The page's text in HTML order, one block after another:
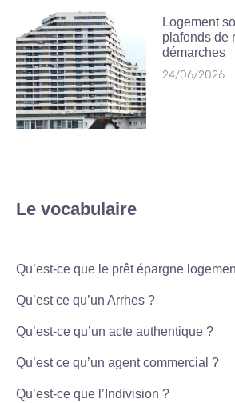
Logement
plafonds de
démarches
24/06/2026
Le vocabulaire
Qu’est-ce que le prêt épargne
Qu’est ce qu’un Arrhes ?
Qu’est-ce qu’un acte authentique ?
Qu’est ce qu’un agent commercial ?
Qu’est-ce que l’Indivision ?